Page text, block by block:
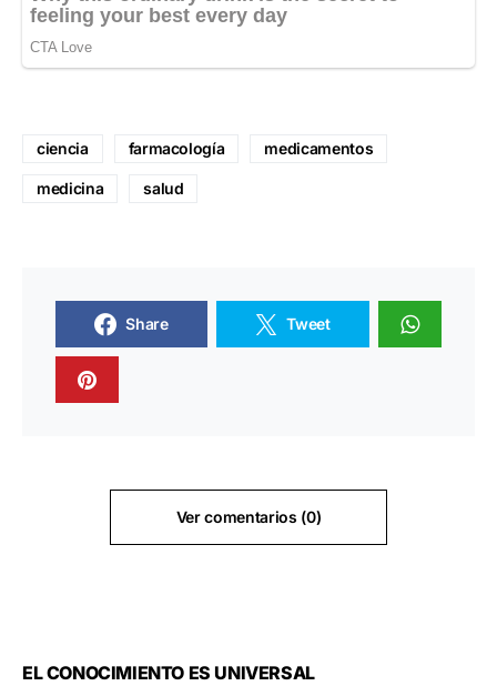
ciencia farmacología medicamentos
medicina salud
Share Tweet
Ver comentarios (0)
EL CONOCIMIENTO ES UNIVERSAL